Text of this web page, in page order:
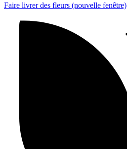
Faire livrer des fleurs (nouvelle fenêtre)